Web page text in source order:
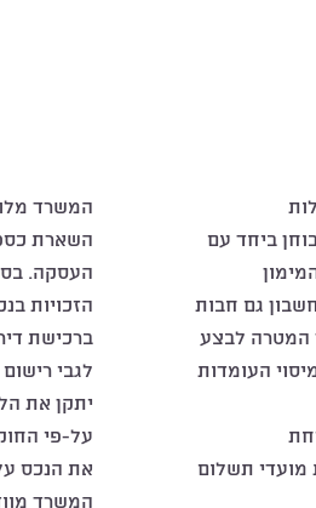
המשרד
השארת
העסקה.
הזכויות
ברכישת
לגבי
יתקן את
על-פי
את הנכס
המשרד
ביחד עם
גם חבות
המטרה לבצע
העומדות
תשלום